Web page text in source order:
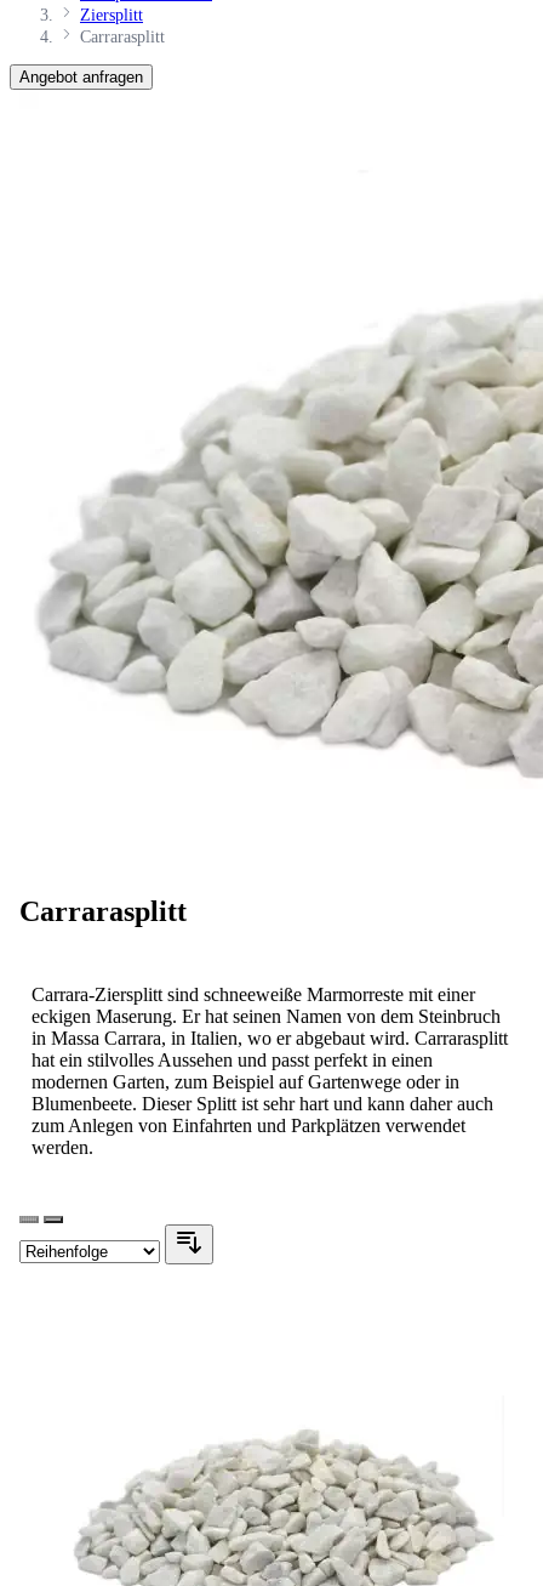
Ziersplitt
Carrarasplitt
Angebot anfragen
Carrarasplitt
Carrara-Ziersplitt sind schneeweiße Marmorreste mit einer
eckigen Maserung. Er hat seinen Namen von dem Steinbruch
in Massa Carrara, in Italien, wo er abgebaut wird. Carrarasplitt
hat ein stilvolles Aussehen und passt perfekt in einen
modernen Garten, zum Beispiel auf Gartenwege oder in
Blumenbeete. Dieser Splitt ist sehr hart und kann daher auch
zum Anlegen von Einfahrten und Parkplätzen verwendet
werden.